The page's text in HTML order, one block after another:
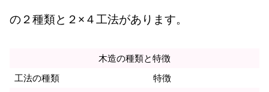
の２種類と２×４工法があります。
木造の種類と特徴
工法の種類
特徴